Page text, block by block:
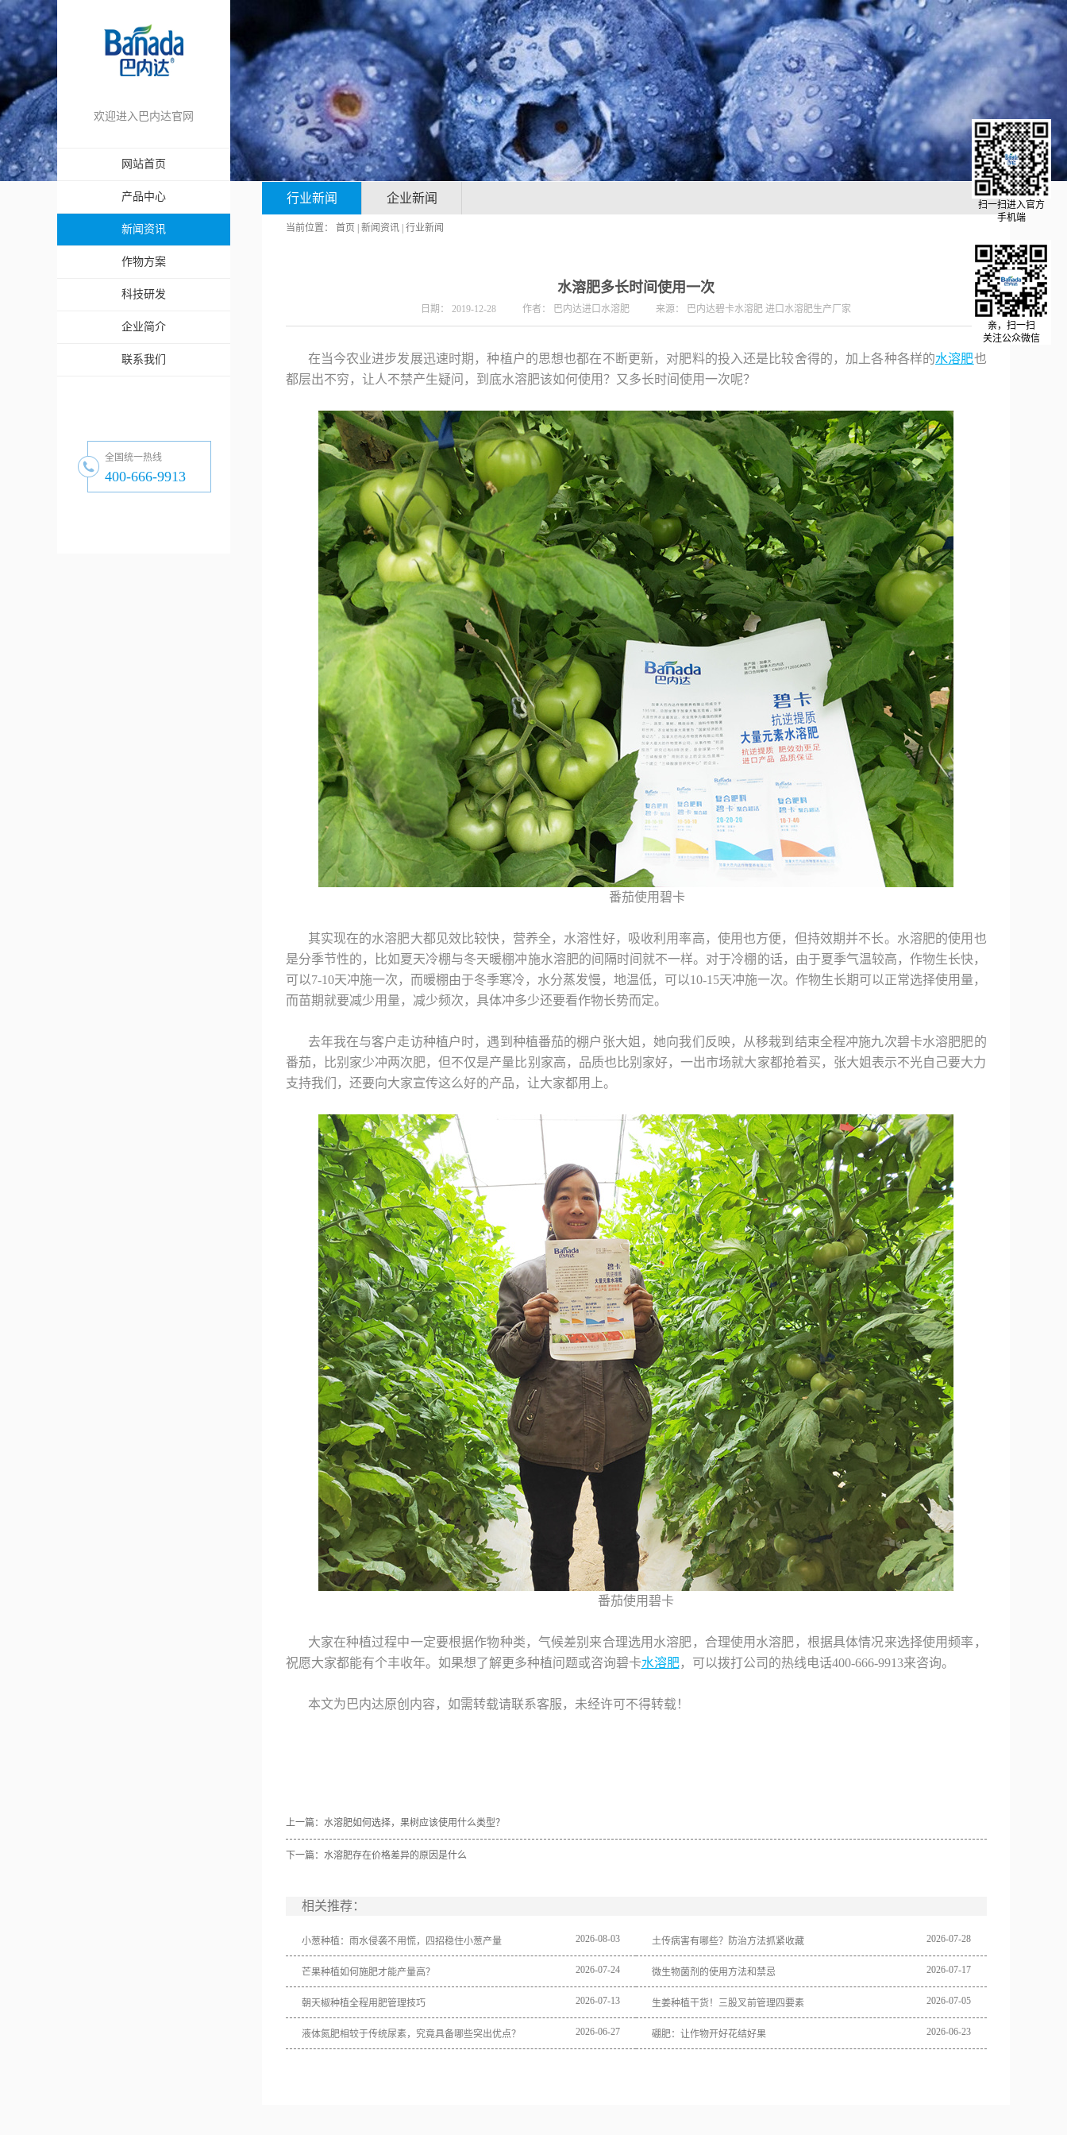
欢迎进入巴内达官网
网站首页
产品中心
新闻资讯
作物方案
科技研发
企业简介
联系我们
全国统一热线
400-666-9913
亲，扫一扫
关注公众微信
行业新闻 企业新闻
当前位置： 首页 新闻资讯 行业新闻
水溶肥多长时间使用一次
日期： 2019-12-28 作者： 巴内达进口水溶肥 来源： 巴内达碧卡水溶肥 进口水溶肥生产厂家
在当今农业进步发展迅速时期，种植户的思想也都在不断更新，对肥料的投入还是比较舍得的，加上各种各样的水溶肥也
都层出不穷，让人不禁产生疑问，到底水溶肥该如何使用？又多长时间使用一次呢？
番茄使用碧卡
其实现在的水溶肥大都见效比较快，营养全，水溶性好，吸收利用率高，使用也方便，但持效期并不长。水溶肥的使用也
是分季节性的，比如夏天冷棚与冬天暖棚冲施水溶肥的间隔时间就不一样。对于冷棚的话，由于夏季气温较高，作物生长快，
可以7-10天冲施一次，而暖棚由于冬季寒冷，水分蒸发慢，地温低，可以10-15天冲施一次。作物生长期可以正常选择使用量，
而苗期就要减少用量，减少频次，具体冲多少还要看作物长势而定。
去年我在与客户走访种植户时，遇到种植番茄的棚户张大姐，她向我们反映，从移栽到结束全程冲施九次碧卡水溶肥肥的
番茄，比别家少冲两次肥，但不仅是产量比别家高，品质也比别家好，一出市场就大家都抢着买，张大姐表示不光自己要大力
支持我们，还要向大家宣传这么好的产品，让大家都用上。
番茄使用碧卡
大家在种植过程中一定要根据作物种类，气候差别来合理选用水溶肥，合理使用水溶肥，根据具体情况来选择使用频率，
祝愿大家都能有个丰收年。如果想了解更多种植问题或咨询碧卡水溶肥，可以拨打公司的热线电话400-666-9913来咨询。
本文为巴内达原创内容，如需转载请联系客服，未经许可不得转载！
上一篇： 水溶肥如何选择，果树应该使用什么类型？
下一篇： 水溶肥存在价格差异的原因是什么
相关推荐：
小葱种植：雨水侵袭不用慌，四招稳住小葱产量 2026-08-03 土传病害有哪些？防治方法抓紧收藏 2026-07-28
芒果种植如何施肥才能产量高？ 2026-07-24 微生物菌剂的使用方法和禁忌 2026-07-17
朝天椒种植全程用肥管理技巧 2026-07-13 生姜种植干货！三股叉前管理四要素 2026-07-05
液体氮肥相较于传统尿素，究竟具备哪些突出优点？ 2026-06-27 硼肥：让作物开好花结好果 2026-06-23
扫一扫进入官方
手机端